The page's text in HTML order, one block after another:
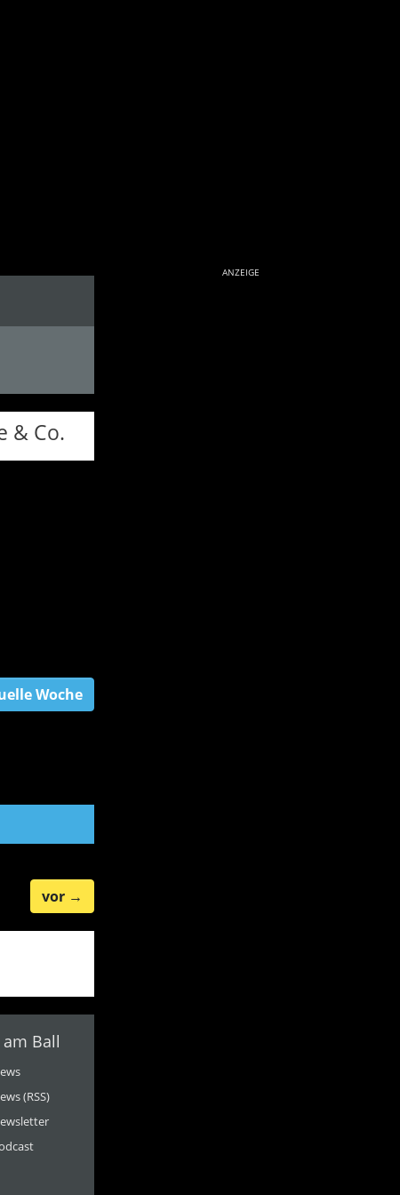
& Co.
Woche
vor→
Ball
(RSS)
ANZEIGE